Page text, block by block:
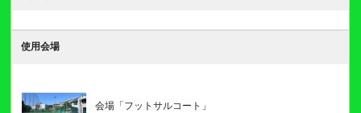
使用会場
会場「フットサルコート」